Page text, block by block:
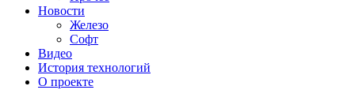
Новости
Железо
Софт
Видео
История технологий
О проекте